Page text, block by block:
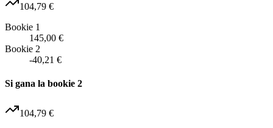
104,79 €
Bookie 1
145,00 €
Bookie 2
-40,21 €
Si gana la bookie 2
104,79 €